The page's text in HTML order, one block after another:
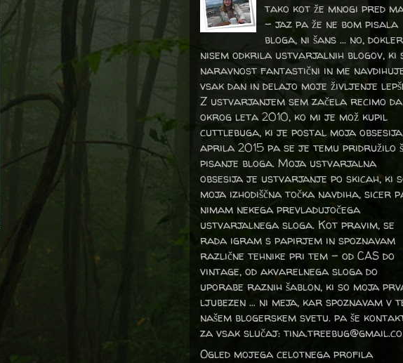
tako kot že mnogi pred
- jaz pa že ne bom pisala
bloga, ni šans ... no, dokler
nisem odkrila ustvarjalnih blogov, ki
naravnost fantastični in me
vsak dan in delajo moje življenje
Z ustvarjanjem sem začela recimo da
okrog leta 2010, ko mi je mož kupil
cuttlebuga, ki je postal moja
aprila 2015 pa se je temu pridružilo
pisanje bloga. Moja ustvarjalna
obsesija je ustvarjanje po skicah, ki
moja izhodiščna točka navdiha, sicer
nimam nekega prevladujočega
ustvarjalnega sloga. Kot pravim, se
rada igram s papirjem in spoznavam
različne tehnike pri tem – od CAS do
vintage, od akvarelnega sloga do
uporabe raznih šablon, ki so moja
ljubezen … ni meja, kar spoznavam v
našem blogerskem svetu. pa še
za vsak slučaj:
Ogled mojega celotnega profila